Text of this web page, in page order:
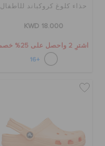
حذاء كلوغ كروكباند للأطفال
KWD 18.000
اشترِ 2 واحصل على 25% خصم
+16